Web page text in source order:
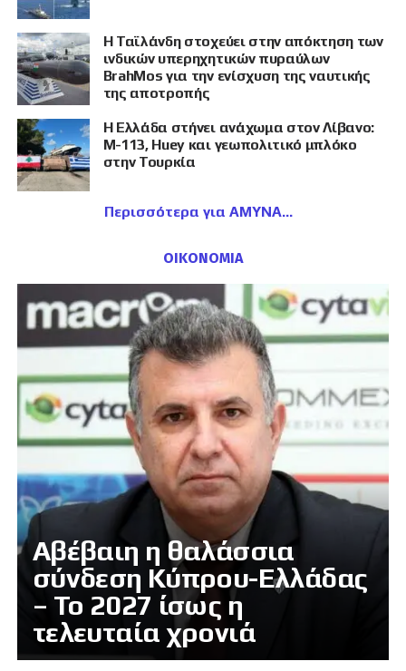
Η Ταϊλάνδη στοχεύει στην απόκτηση των
ινδικών υπερηχητικών πυραύλων
BrahMos για την ενίσχυση της ναυτικής
της αποτροπής
Η Ελλάδα στήνει ανάχωμα στον Λίβανο:
M-113, Huey και γεωπολιτικό μπλόκο
στην Τουρκία
Περισσότερα για ΑΜΥΝΑ
ΟΙΚΟΝΟΜΙΑ
Αβέβαιη η θαλάσσια
σύνδεση Κύπρου-Ελλάδας
– Το 2027 ίσως η
τελευταία χρονιά